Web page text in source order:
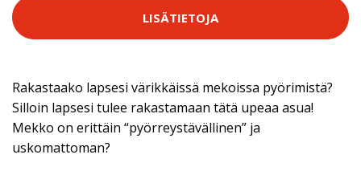
LISÄTIETOJA
Rakastaako lapsesi värikkäissä mekoissa pyörimistä?
Silloin lapsesi tulee rakastamaan tätä upeaa asua!
Mekko on erittäin “pyörreystävällinen” ja
uskomattoman?